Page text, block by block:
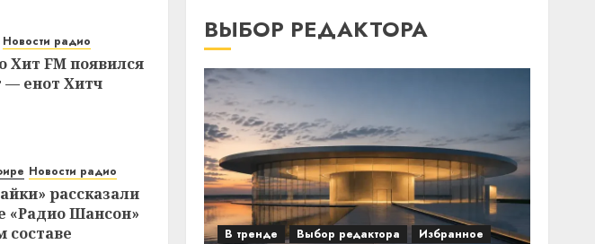
Новости радио
Хит FM появился
— енот Хитч
Новости радио
рассказали
«Радио Шансон»
составе
ВЫБОР РЕДАКТОРА
В тренде Выбор редактора
Избранное